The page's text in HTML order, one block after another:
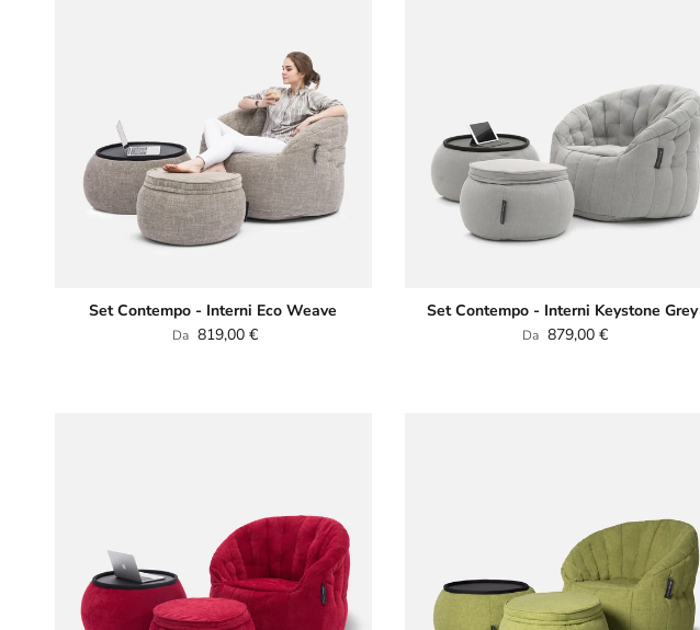
Set Contempo - Interni Eco Weave
Prezzo normale
Da 819,00 €
Set Contempo - Interni Keystone Grey
Prezzo normale
Da 879,00 €